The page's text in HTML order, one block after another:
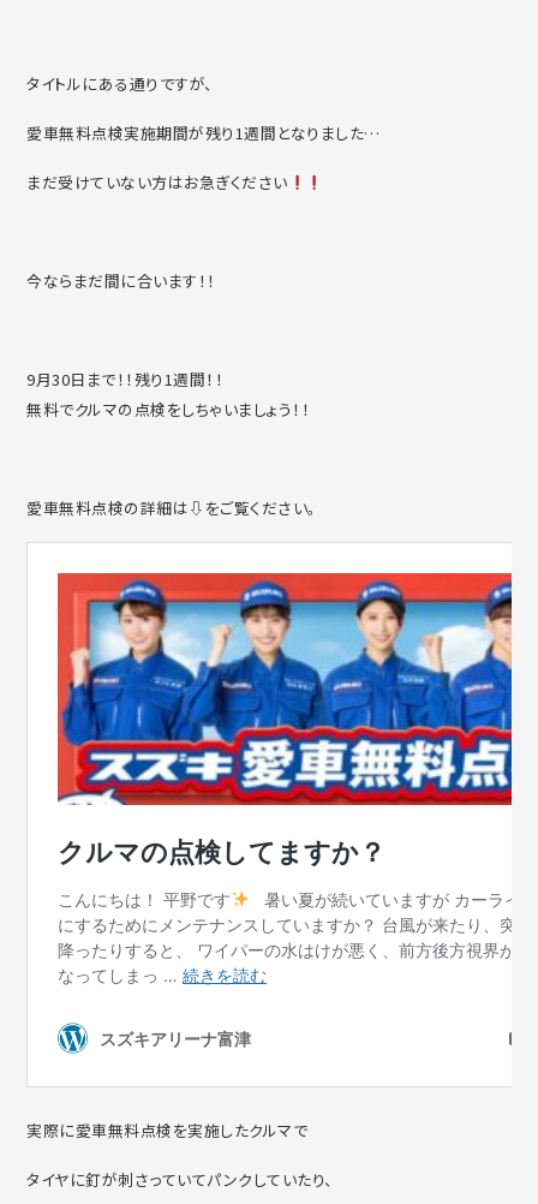
タイトルにある通りですが、
愛車無料点検実施期間が残り1週間となりました…
まだ受けていない方はお急ぎください
今ならまだ間に合います！！
9月30日まで！！残り1週間！！
無料でクルマの点検をしちゃいましょう！！
愛車無料点検の詳細は⇩をご覧ください。
実際に愛車無料点検を実施したクルマで
タイヤに釘が刺さっていてパンクしていたり、